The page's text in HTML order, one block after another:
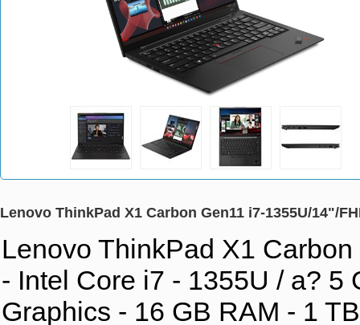
Lenovo ThinkPad X1 Carbon Gen11 i7-1355U/14"/
Lenovo ThinkPad X1
- Intel Core i7 - 1355U / a? 5
Graphics - 16 GB RAM - 1